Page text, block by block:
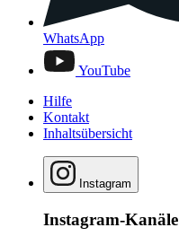
WhatsApp
YouTube
Hilfe
Kontakt
Inhaltsübersicht
Instagram
Instagram-Kanäle